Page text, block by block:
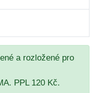
a rozložené pro
PPL 120 Kč.